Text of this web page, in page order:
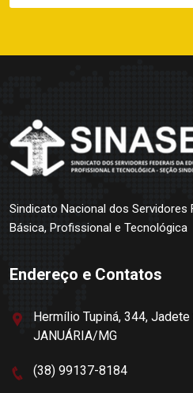
Sindicato Nacional dos Servidores
Básica, Profissional e Tecnológica
Endereço e Contatos
Hermílio Tupiná, 344,
JANUÁRIA/MG
(38) 99137-8184